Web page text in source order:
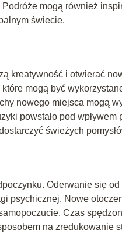
mogą również
świecie.
kreatywność i otwierać
mogą być
nowego miejsca mogą
powstało pod
świeżych
Oderwanie się
psychicznej. Nowe
Czas
na zredukowanie